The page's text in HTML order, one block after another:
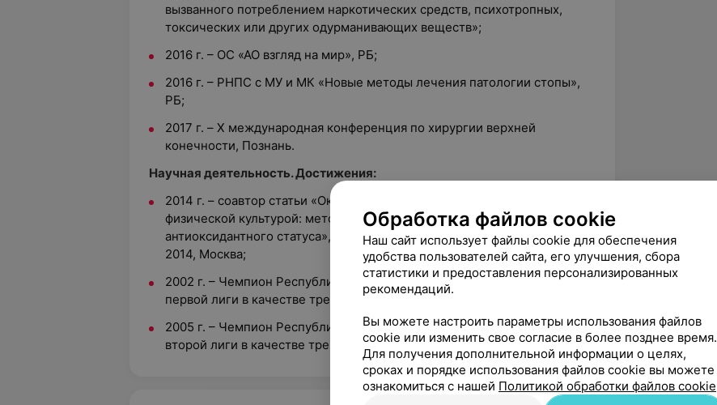
вызванного потреблением наркотических средств, психотропных,
токсических или других одурманивающих веществ»;
2016 г. – ОС «АО взгляд на мир», РБ;
2016 г. – РНПС с МУ и МК «Новые методы лечения патологии стопы»,
РБ;
2017 г. – X международная конференция по хирургии верхней
конечности, Познань.
Научная деятельность. Достижения:
2014 г. – соавтор статьи «Окислительный стресс при занятиях
физической культурой: методы диагностики и коррекция
антиоксидантного статуса», НМРЖ «Вестник спортивной науки» №1/
2014, Москва;
2002 г. – Чемпион Республики Беларусь по футболу среди команд
первой лиги в качестве тренера-врача команды ФК «Дарида»;
2005 г. – Чемпион Республики Беларусь по футболу среди команд
второй лиги в качестве тренера-врача команды ФК «Торпедо-МАЗ».
Обработка файлов cookie
Наш сайт использует файлы cookie для обеспечения
удобства пользователей сайта, его улучшения, сбора
статистики и предоставления персонализированных
рекомендаций.
Вы можете настроить параметры использования файлов
cookie или изменить свое согласие в более позднее время.
Для получения дополнительной информации о целях,
сроках и порядке использования файлов cookie вы можете
ознакомиться с нашей Политикой обработки файлов cookie